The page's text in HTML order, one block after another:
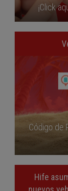
¡Click
Código de
Hife